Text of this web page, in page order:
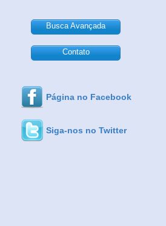
Busca Avançada
Contato
Página no Facebook
Siga-nos no Twitter